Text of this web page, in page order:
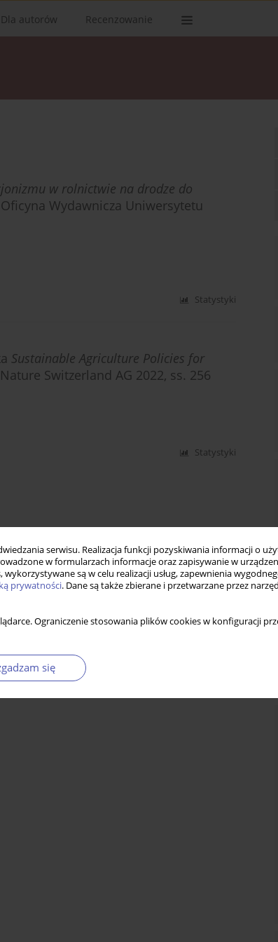
serwisu. Realizacja funkcji pozyskiwania informacji o
w formularzach informacje oraz zapisywanie w
są w celu realizacji usług, zapewnienia
prywatności. Dane są także zbierane i przetwarzane przez
Ograniczenie stosowania plików cookies w konfiguracji
się
Dla autorów Recenzowanie
w rolnictwie na drodze do
Wydawnicza Uniwersytetu
Statystyki
Sustainable Agriculture Policies for
Switzerland AG 2022, ss. 256
Statystyki